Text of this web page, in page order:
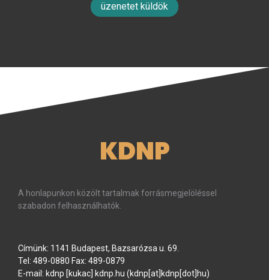
üzenetet küldök
KDNP
A honlapunkon közölt tartalmak forrásmegjelöléssel
szabadon felhasználhatók.
Címünk: 1141 Budapest, Bazsarózsa u. 69.
Tel: 489-0880 Fax: 489-0879
E-mail: kdnp [kukac] kdnp.hu (kdnp[at]kdnp[dot]hu)